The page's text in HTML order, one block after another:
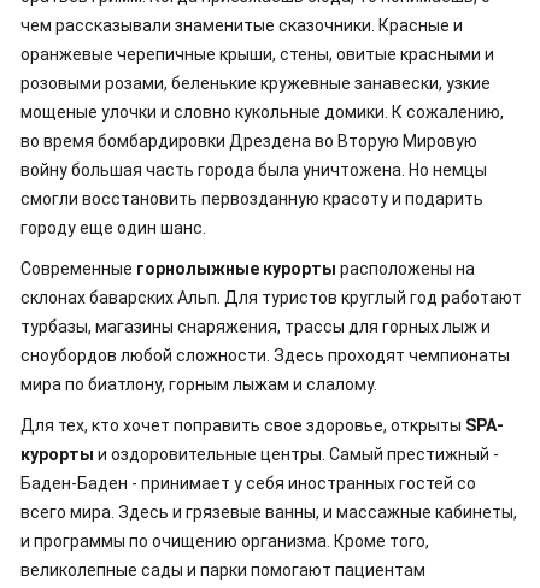
чем рассказывали знаменитые сказочники. Красные и
оранжевые черепичные крыши, стены, овитые красными и
розовыми розами, беленькие кружевные занавески, узкие
мощеные улочки и словно кукольные домики. К сожалению,
во время бомбардировки Дрездена во Вторую Мировую
войну большая часть города была уничтожена. Но немцы
смогли восстановить первозданную красоту и подарить
городу еще один шанс.
Современные горнолыжные курорты расположены на
склонах баварских Альп. Для туристов круглый год работают
турбазы, магазины снаряжения, трассы для горных лыж и
сноубордов любой сложности. Здесь проходят чемпионаты
мира по биатлону, горным лыжам и слалому.
Для тех, кто хочет поправить свое здоровье, открыты SPA-
курорты и оздоровительные центры. Самый престижный -
Баден-Баден - принимает у себя иностранных гостей со
всего мира. Здесь и грязевые ванны, и массажные кабинеты,
и программы по очищению организма. Кроме того,
великолепные сады и парки помогают пациентам